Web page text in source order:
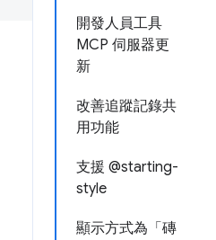
開發人員工具
MCP 伺服器更
新
改善追蹤記錄共
用功能
支援 @starting-
style
顯示方式為「磚